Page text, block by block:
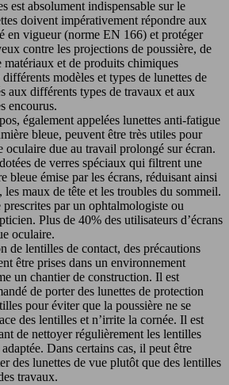
est absolument indispensable sur le
doivent impérativement répondre aux
en vigueur (norme EN 166) et protéger
contre les projections de poussière, de
matériaux et de produits chimiques
modèles et types de lunettes de
aux différents types de travaux et aux
encourus.
également appelées lunettes anti-fatigue
bleue, peuvent être très utiles pour
oculaire due au travail prolongé sur écran.
de verres spéciaux qui filtrent une
bleue émise par les écrans, réduisant ainsi
maux de tête et les troubles du sommeil.
par un ophtalmologiste ou
Plus de 40% des utilisateurs d’écrans
oculaire.
de lentilles de contact, des précautions
être prises dans un environnement
un chantier de construction. Il est
de porter des lunettes de protection
pour éviter que la poussière ne se
des lentilles et n’irrite la cornée. Il est
de nettoyer régulièrement les lentilles
Dans certains cas, il peut être
des lunettes de vue plutôt que des lentilles
travaux.